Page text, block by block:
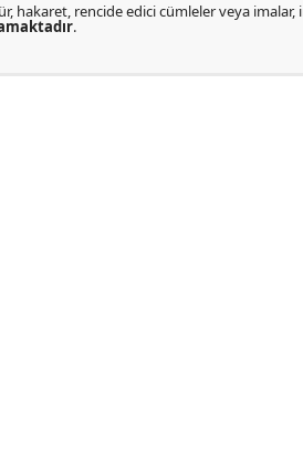
hakaret, rencide edici cümleler veya imalar,
.